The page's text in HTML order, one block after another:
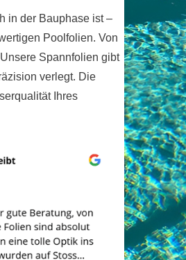
in der Bauphase ist –
Poolfolien. Von
Spannfolien gibt
verlegt. Die
Ihres